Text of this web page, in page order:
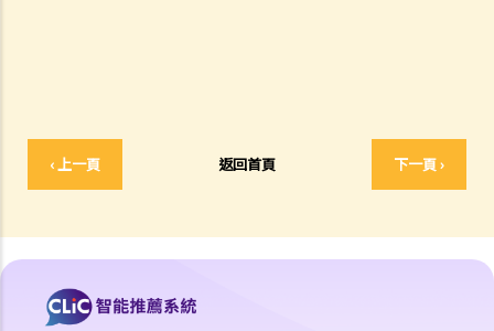
‹ 上一頁 返回首頁 下一頁 ›
4. 我將會以其中一個「有效的解僱理由」 解僱我的職員。我是否需要給
予他預先通知或代通知金？
5. 假如我（作為一名僱員）現正面對「不合理解僱」或「不合理地更改
5. 僱主需要給予終止合約的理由嗎？
5. 我簽署接受聘用信後，如果在開始上班日期之前打算反口，是否需要